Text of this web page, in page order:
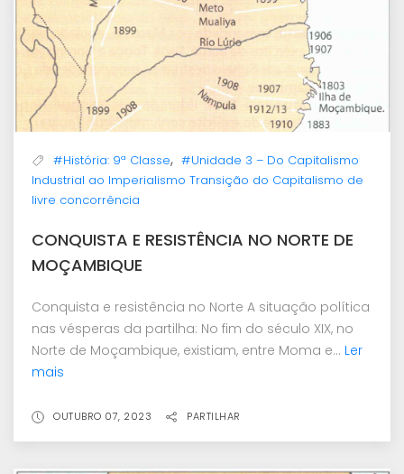
#História: 9ª Classe, #Unidade 3 – Do Capitalismo
Industrial ao Imperialismo Transição do Capitalismo de
livre concorrência
CONQUISTA E RESISTÊNCIA NO NORTE DE
MOÇAMBIQUE
Conquista e resistência no Norte A situação política
nas vésperas da partilha: No fim do século XIX, no
Norte de Moçambique, existiam, entre Moma e... Ler
mais
OUTUBRO 07, 2023 PARTILHAR